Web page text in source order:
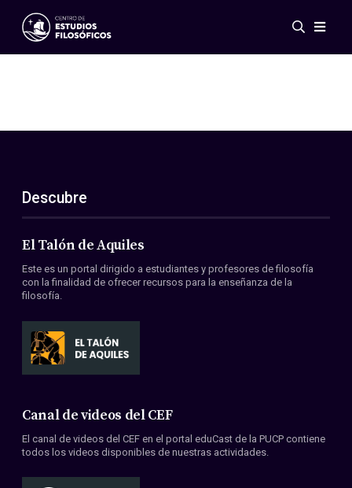
Eventos
ES
EN
Acerca de nosotros
Miembros
Convenios
Descubre
El Talón de Aquiles
Este es un portal dirigido a estudiantes y profesores de filosofía
con la finalidad de ofrecer recursos para la enseñanza de la
filosofía.
Canal de videos del CEF
El canal de videos del CEF en el portal eduCast de la PUCP contiene
todos los videos disponibles de nuestras actividades.